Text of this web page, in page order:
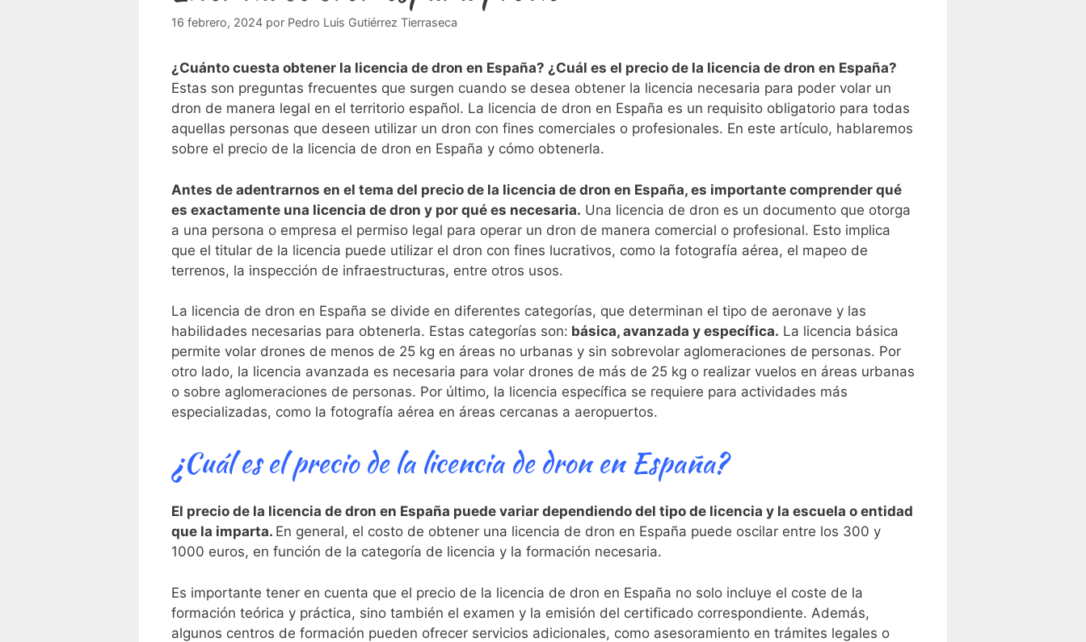
16 febrero, 2024 por Pedro Luis Gutiérrez Tierraseca
¿Cuánto cuesta obtener la licencia⁣ de dron en España? ¿Cuál es el precio de la licencia de dron en España?
Estas son‌ preguntas frecuentes que⁤ surgen cuando se desea ⁤obtener ⁣la licencia necesaria para‍ poder volar un
dron de manera ‍legal en el territorio español. La licencia de ​dron en España es un requisito obligatorio​ para‍ todas
aquellas personas que deseen utilizar un dron con fines comerciales o profesionales. ⁢En ⁢este artículo,​ hablaremos
sobre el‌ precio de la licencia‍ de dron​ en España y cómo obtenerla.
Antes de adentrarnos en ‍el ​tema del precio de la licencia de dron en España, es importante comprender qué
es exactamente una licencia de dron y por qué es necesaria. Una⁣ licencia de dron es un documento⁣ que otorga ​
a una persona o empresa el permiso legal‌ para operar un dron de manera⁢ comercial o profesional. Esto implica
que el titular de ⁢la licencia puede ⁤utilizar el dron con fines lucrativos, como la fotografía aérea, el mapeo de
terrenos, la inspección de infraestructuras, entre otros usos.
La⁣ licencia de dron en España se divide en diferentes categorías, que determinan‌ el tipo ⁣de‍ aeronave y las
habilidades necesarias para ⁢obtenerla. Estas categorías son: básica, avanzada y específica. La licencia básica
permite volar drones de menos de 25 kg en‌ áreas no urbanas y sin sobrevolar aglomeraciones de personas. ​Por
otro⁢ lado, la licencia avanzada es‍ necesaria para volar drones⁢ de⁤ más de 25 kg o realizar vuelos en áreas ⁢urbanas
o sobre ⁤aglomeraciones de personas.⁤ Por último, la licencia específica se requiere para actividades más
especializadas, como la fotografía aérea en áreas cercanas‌ a aeropuertos.
¿Cuál es el precio de la licencia de dron en España?
El precio ‍de la licencia de dron en España puede variar dependiendo del tipo de licencia y la‍ escuela o entidad
que la‍ imparta. En general, el‌ costo de⁤ obtener una licencia de dron en España puede oscilar ⁢entre los 300 y
1000 ⁢euros, en función de la categoría de licencia y la formación ⁣necesaria.
Es importante tener en cuenta que el precio‍ de la licencia de dron en⁤ España no solo incluye el ‌coste de la
formación ‌teórica y práctica, sino también el examen y la emisión del certificado correspondiente. Además,
algunos centros de‍ formación pueden ofrecer servicios ⁢adicionales, como ⁣asesoramiento⁣ en trámites legales o